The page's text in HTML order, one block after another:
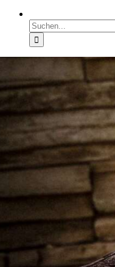
Suche
nach: